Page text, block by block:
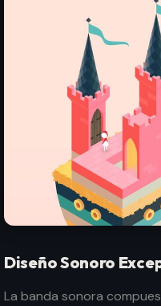
Diseño Sonoro
La banda sonora